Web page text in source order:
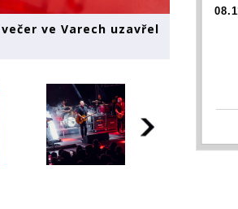
ve Varech uzavřel